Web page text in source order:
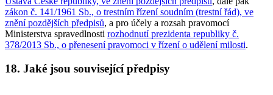
zákon č. 141/1961 Sb., o trestním řízení soudním (trestní řád), ve
znění pozdějších předpisů, a pro účely a rozsah pravomocí
Ministerstva spravedlnosti rozhodnutí prezidenta republiky č.
378/2013 Sb., o přenesení pravomoci v řízení o udělení milosti.
18. Jaké jsou související předpisy